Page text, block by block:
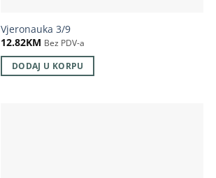
Vjeronauka 3/9
12.82KM Bez PDV-a
DODAJ U KORPU